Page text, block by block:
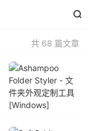

共 68 篇文章